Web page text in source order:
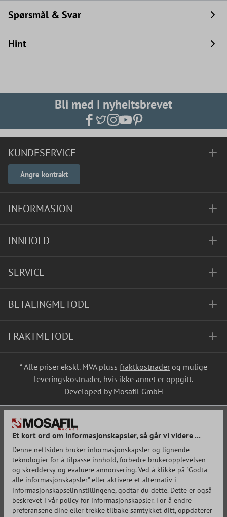
Spørsmål & Svar
Hint
Bli med i nyheitsbrevet
KUNDESERVICE
Angre kontrakt
INFORMASJON
INNHOLD
SERVICE
BETALINGMETODE
FRAKTMETODE
* Alle priser ekskl. MVA pluss fraktkostnader og mulige
leveringskostnader, hvis ikke annet er oppgitt.
Developed by Mosafil GmbH
Et kort ord om informasjonskapsler, så går vi videre ...
Denne nettsiden bruker informasjonskapsler og lignende
teknologier for å tilpasse innhold, forbedre brukeropplevelsen
og skreddersy og evaluere annonsering. Ved å klikke på "Godta
alle informasjonskapsler" eller aktivere et alternativ i
informasjonskapselinnstillingene, godtar du dette. Dette er også
beskrevet i vår policy for informasjonskapsler. For å endre
preferansene dine eller trekke tilbake samtykket ditt, oppdaterer